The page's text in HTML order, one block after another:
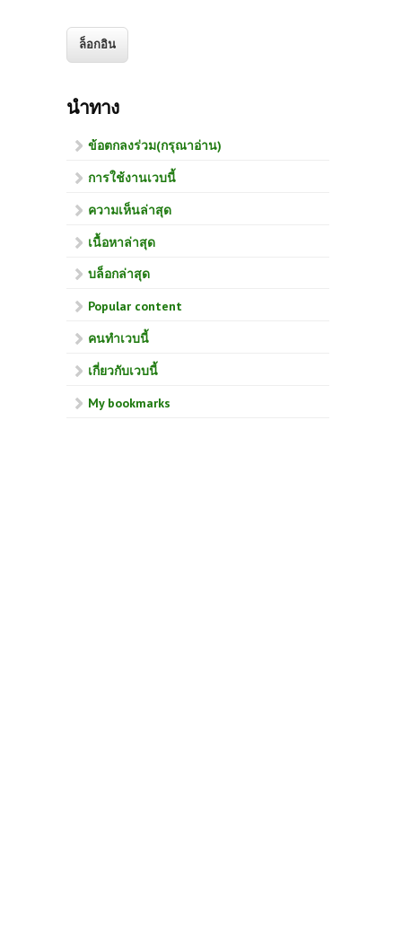
นำทาง
ข้อตกลงร่วม(กรุณาอ่าน)
การใช้งานเวบนี้
ความเห็นล่าสุด
เนื้อหาล่าสุด
บล็อกล่าสุด
Popular content
คนทำเวบนี้
เกี่ยวกับเวบนี้
My bookmarks